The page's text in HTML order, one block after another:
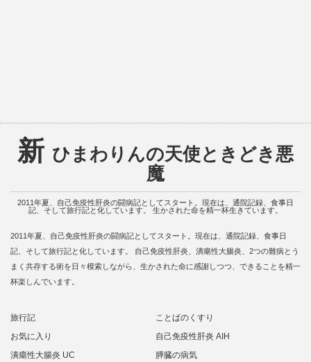
新 ひまわりんの天使ときどき悪
魔
2011年夏、自己免疫性肝炎の闘病記としてスタート。現在は、通院記録、食事日
記、そして旅行記と化しています。 生かされた命を精一杯生きています。
2011年夏、自己免疫性肝炎の闘病記としてスタート。現在は、通院記録、食事日
記、そして旅行記と化しています。 自己免疫性肝炎、潰瘍性大腸炎、2つの難病とう
まく共存する術を日々模索しながら、生かされた命に感謝しつつ、できることを精一
杯楽しんでいます。
旅行記
ことばのくすり
お気に入り
自己免疫性肝炎 AIH
潰瘍性大腸炎 UC
膵臓の病気